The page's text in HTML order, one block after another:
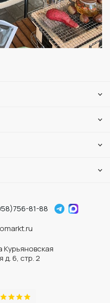
81-88
Курьяновская
6, стр. 2